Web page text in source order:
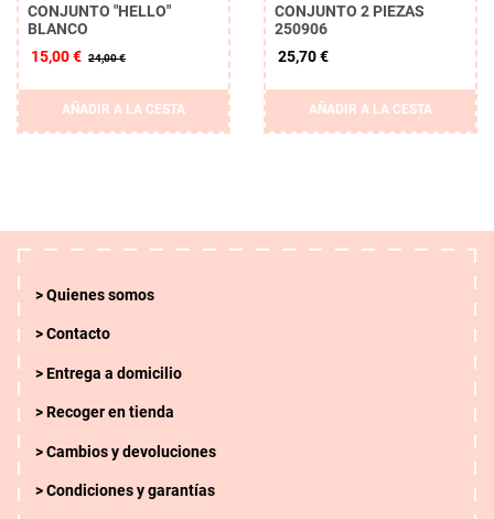
CONJUNTO "HELLO"
BLANCO
15,00 € 24,00 €
AÑADIR A LA CESTA
CONJUNTO 2 PIEZAS
250906
25,70 €
AÑADIR A LA CESTA
Quienes somos
Contacto
Entrega a domicilio
Recoger en tienda
Cambios y devoluciones
Condiciones y garantías